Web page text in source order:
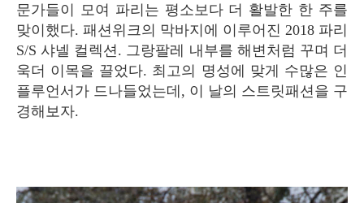
문가들이 모여 파리는 평소보다 더 활발한 한 주를
맞이했다. 패션위크의 막바지에 이루어진 2018 파리
S/S 샤넬 컬렉션. 그랑팔레 내부를 해변처럼 꾸며 더
욱더 이목을 끌었다. 최고의 명성에 맞게 수많은 인
플루언서가 드나들었는데, 이 날의 스트릿패션을 구
경해보자.